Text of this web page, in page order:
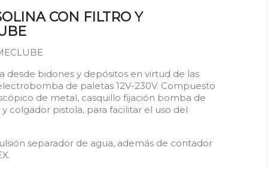
CON FILTRO Y
desde bidones y depósitos en virtud de las
de paletas 12V-230V. Compuesto
de metal, casquillo fijación bomba de
colgador pistola, para facilitar el uso del
separador de agua, además de contador